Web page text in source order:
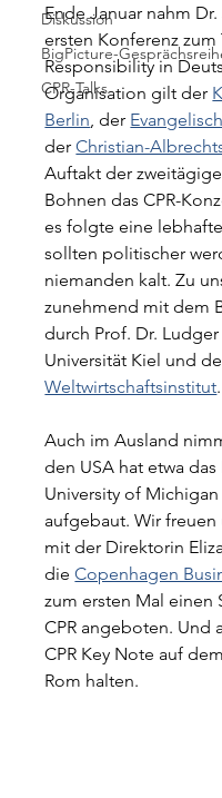
Diskussion
BigPicture-
CPR-Talks
Ende Januar nahm
ersten Konferenz
Responsibility in
Organisation gilt der
Berlin, der
der Christian-
Auftakt der
Bohnen das CPR-
es folgte eine
sollten politischer
niemanden kalt. Zu
zunehmend mit dem
durch Prof. Dr.
Universität Kiel und
Weltwirtschaftsinstitut.
Auch im Ausland
den USA hat etwa
University of
aufgebaut. Wir
mit der Direktorin
die Copenhagen
zum ersten Mal einen
CPR angeboten. Und
CPR Key Note auf
Rom halten.